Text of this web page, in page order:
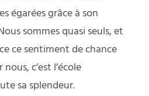
égarées grâce à son
sommes quasi seuls, et
ce sentiment de chance
c’est l’école
sa splendeur.